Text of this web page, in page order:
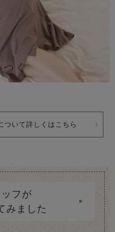
ついて詳しくはこちら
フが
みました